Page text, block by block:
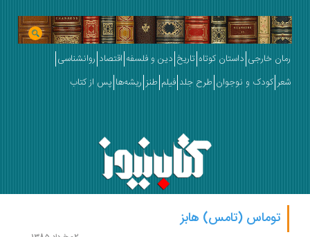
رمان خارجی داستان کوتاه تاریخ دین و فلسفه اقتصاد روانشناسی
شعر کودک و نوجوان طرح جلد فیلم طنز ریشه‌ها پس از کتاب
توماس (تامس) هابز